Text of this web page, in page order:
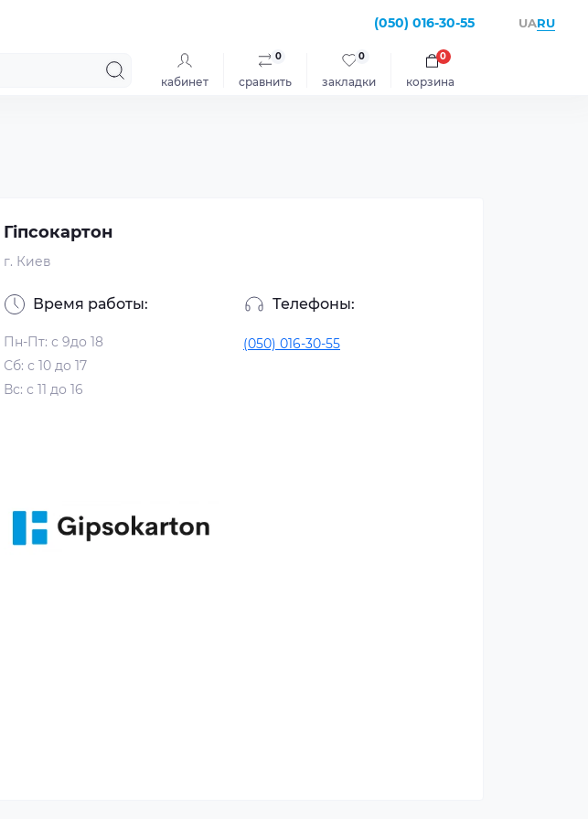
(050) 016-30-55 UARU
кабинет сравнить
0
закладки
0
корзина
0
Гіпсокартон
г. Киев
Время работы:
Пн-Пт: с 9до 18
Сб: с 10 до 17
Вс: с 11 до 16
Телефоны:
(050) 016-30-55